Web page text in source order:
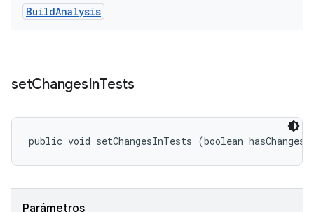
BuildAnalysis
setChangesInTests
public void setChangesInTests (boolean hasChanges)
Parámetros